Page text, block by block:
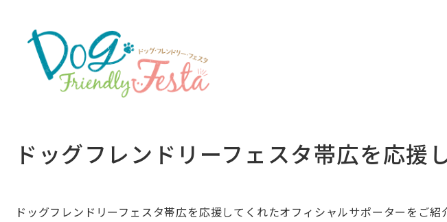
ドッグフレンドリーフェスタ帯広を応援
ドッグフレンドリーフェスタ帯広を応援してくれたオフィシャルサポーターをご紹